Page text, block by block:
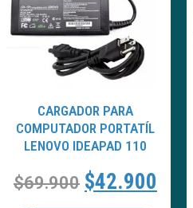
CARGADOR PARA
COMPUTADOR PORTATÍL
LENOVO IDEAPAD 110
$69.900 $42.900